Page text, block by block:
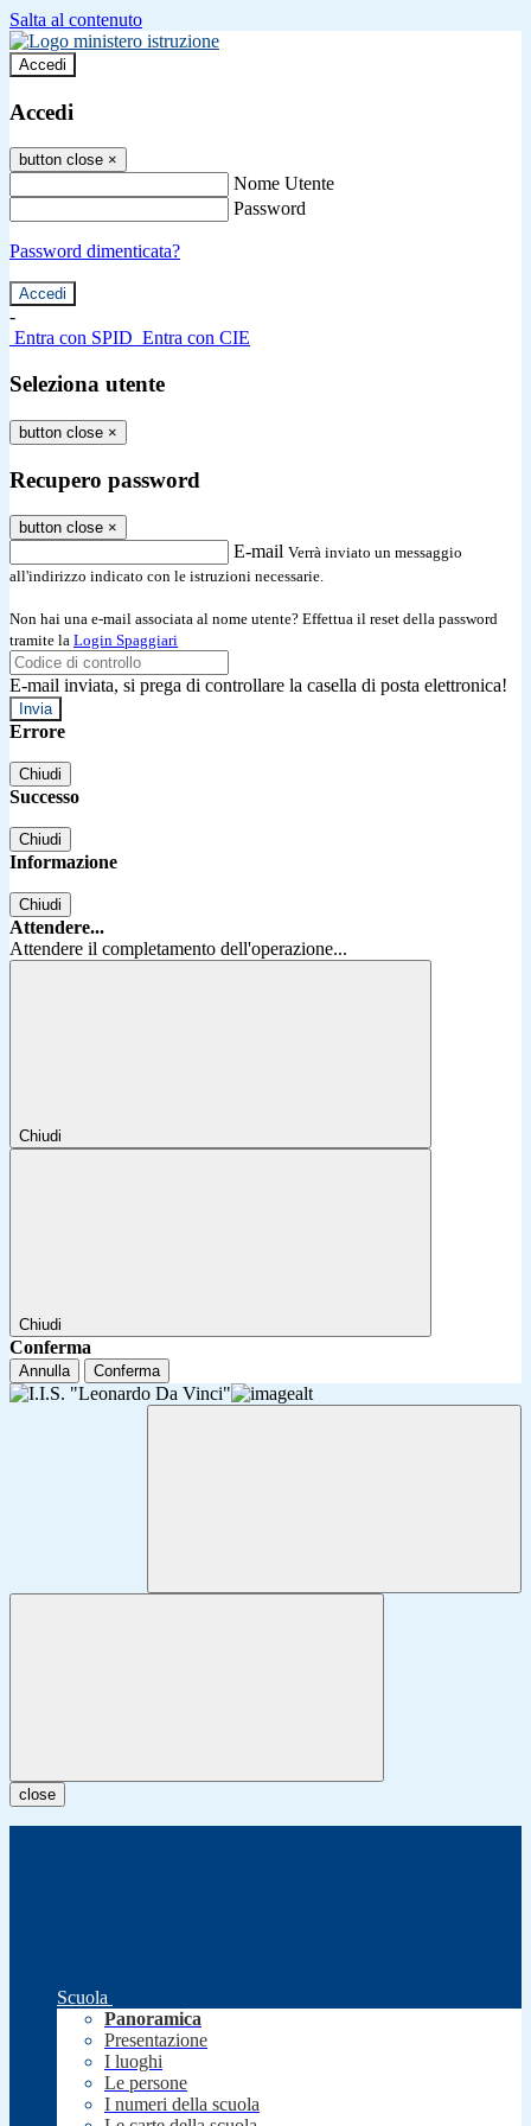
Salta al contenuto
Accedi
Accedi
button close ×
Nome Utente
Password
Password dimenticata?
-
Entra con SPID Entra con CIE
Seleziona utente
button close ×
Recupero password
button close ×
E-mail Verrà inviato un messaggio
all'indirizzo indicato con le istruzioni necessarie.
Non hai una e-mail associata al nome utente? Effettua il reset della password
tramite la Login Spaggiari
E-mail inviata, si prega di controllare la casella di posta elettronica!
Errore
Chiudi
Successo
Chiudi
Informazione
Chiudi
Attendere...
Attendere il completamento dell'operazione...
Chiudi
Chiudi
Conferma
Annulla Conferma
close
Scuola
Panoramica
Presentazione
I luoghi
Le persone
I numeri della scuola